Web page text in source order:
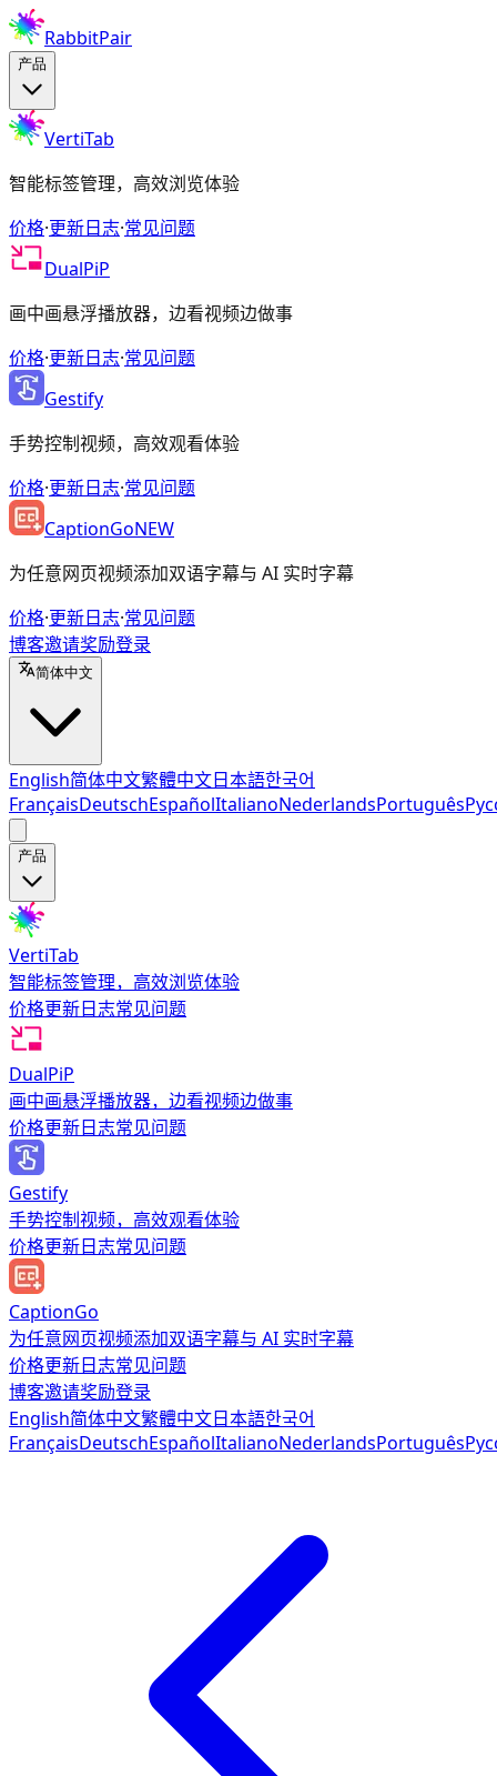
RabbitPair
产品
VertiTab
智能标签管理，高效浏览体验
价格·更新日志·常见问题
DualPiP
画中画悬浮播放器，边看视频边做事
价格·更新日志·常见问题
Gestify
手势控制视频，高效观看体验
价格·更新日志·常见问题
CaptionGoNEW
为任意网页视频添加双语字幕与 AI 实时字幕
价格·更新日志·常见问题
博客邀请奖励登录
简体中文
English简体中文繁體中文日本語한국어
FrançaisDeutschEspañolItalianoNederlandsPortuguês
产品
VertiTab
智能标签管理，高效浏览体验
价格更新日志常见问题
DualPiP
画中画悬浮播放器，边看视频边做事
价格更新日志常见问题
Gestify
手势控制视频，高效观看体验
价格更新日志常见问题
CaptionGo
为任意网页视频添加双语字幕与 AI 实时字幕
价格更新日志常见问题
博客邀请奖励登录
English简体中文繁體中文日本語한국어
FrançaisDeutschEspañolItalianoNederlandsPortuguês